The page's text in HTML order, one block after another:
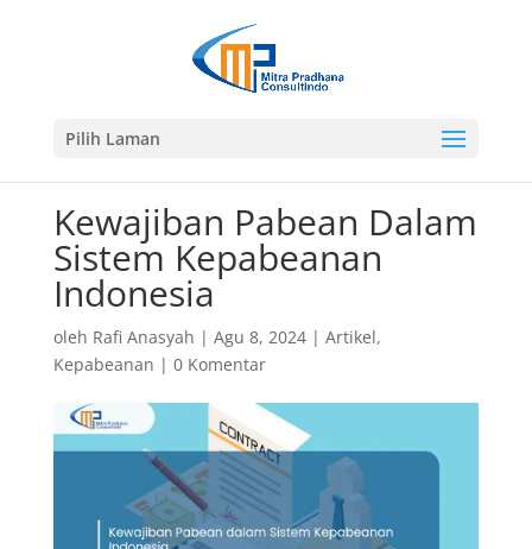
Pilih Laman
Kewajiban Pabean Dalam
Sistem Kepabeanan
Indonesia
oleh Rafi Anasyah | Agu 8, 2024| Artikel,
Kepabeanan | 0 Komentar